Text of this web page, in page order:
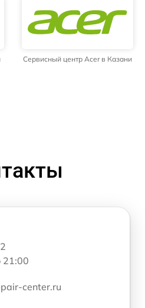
Сервисный центр Acer в Казани
21:00
center.ru